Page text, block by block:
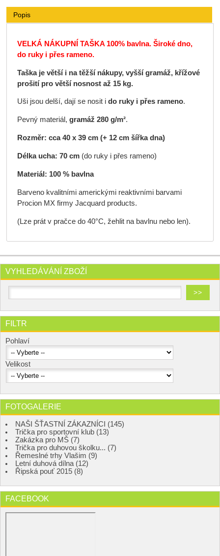
Popis
VELKÁ NÁKUPNÍ TAŠKA 100% bavlna. Široké dno,
do ruky i přes rameno.
Taška je větší i na těžší nákupy, vyšší gramáž, křížové
prošití pro větší nosnost až 15 kg.
Uši jsou delší, dají se nosit i do ruky i přes rameno.
Pevný materiál, gramáž 280 g/m².
Rozměr: cca 40 x 39 cm (+ 12 cm šířka dna)
Délka ucha: 70 cm (do ruky i přes rameno)
Materiál: 100 % bavlna
Barveno kvalitními americkými reaktivními barvami
Procion MX firmy Jacquard products.
(Lze prát v pračce do 40°C, žehlit na bavlnu nebo len).
VYHLEDÁVÁNÍ ZBOŽÍ
FILTR
Pohlaví
Velikost
FOTOGALERIE
NAŠI ŠŤASTNÍ ZÁKAZNÍCI (145)
Trička pro sportovní klub (13)
Zakázka pro MŠ (7)
Trička pro duhovou školku... (7)
Řemeslné trhy Vlašim (9)
Letní duhová dílna (12)
Řipská pouť 2015 (8)
FACEBOOK